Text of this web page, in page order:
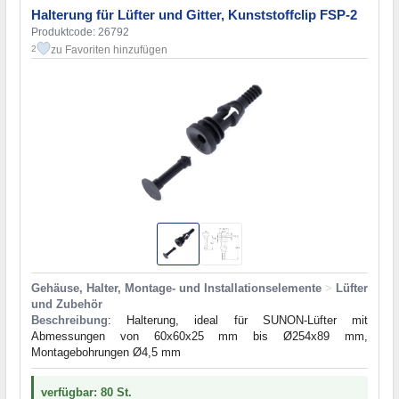
Halterung für Lüfter und Gitter, Kunststoffclip FSP-2
Produktcode: 26792
2 zu Favoriten hinzufügen
Gehäuse, Halter, Montage- und Installationselemente > Lüfter
und Zubehör
Beschreibung: Halterung, ideal für SUNON-Lüfter mit
Abmessungen von 60x60x25 mm bis Ø254x89 mm,
Montagebohrungen Ø4,5 mm
verfügbar: 80 St.